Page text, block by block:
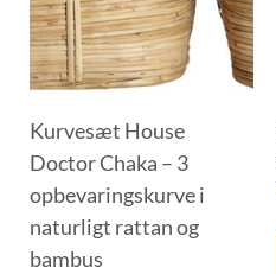
Kurvesæt House
Doctor Chaka – 3
opbevaringskurve i
naturligt rattan og
bambus